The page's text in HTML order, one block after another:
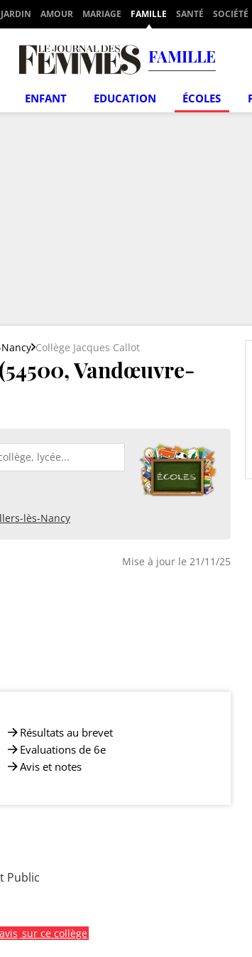
JARDIN AMOUR MARIAGE FAMILLE SANTÉ SOCIÉTÉ
FAMILLE
ENFANT EDUCATION ÉCOLES
Collège Jacques Callot
Vandœuvre-
lès-Nancy
Mise à jour le 21/11/25
Résultats au brevet
Evaluations de 6e
Avis et notes
Public
sur ce collège